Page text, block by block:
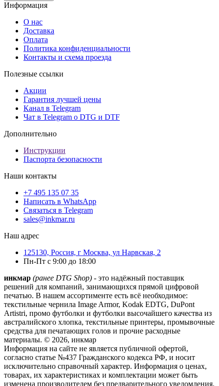
Информация
О нас
Доставка
Оплата
Политика конфиденциальности
Контакты и схема проезда
Полезные ссылки
Акции
Гарантия лучшей цены
Канал в Telegram
Чат в Telegram о DTG и DTF
Дополнительно
Инструкции
Паспорта безопасности
Наши контакты
+7 495 135 07 35
Написать в WhatsApp
Связаться в Telegram
sales@inkmar.ru
Наш адрес
125130, Россия, г Москва, ул Нарвская, 2
Пн-Пт с 9:00 до 18:00
инкмар (ранее DTG Shop) - это надёжный поставщик
решений для компаний, занимающихся прямой цифровой
печатью. В нашем ассортименте есть всё необходимое:
текстильные чернила Image Armor, Kodak EDTG, DuPont
Artistri, промо футболки и футболки высочайшего качества из
австралийского хлопка, текстильные принтеры, промывочные
средства для печатающих голов и прочие расходные
материалы. © 2026, инкмар
Информация на сайте не является публичной офертой,
согласно статье №437 Гражданского кодекса РФ, и носит
исключительно справочный характер. Информация о ценах,
товарах, их характеристиках и комплектации может быть
изменена производителем без предварительного уведомления,